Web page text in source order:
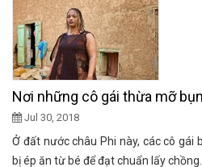
Nơi những cô gái thừa mỡ
Jul 30, 2018
Ở đất nước châu Phi này, các cô gái
bị ép ăn từ bé để đạt chuẩn lấy chồng.